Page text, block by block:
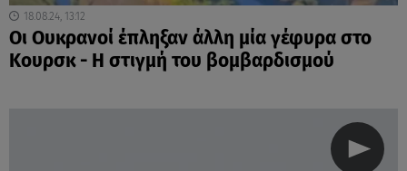
18.08.24, 13:12
Οι Ουκρανοί έπληξαν άλλη μία γέφυρα στο
Κουρσκ - Η στιγμή του βομβαρδισμού